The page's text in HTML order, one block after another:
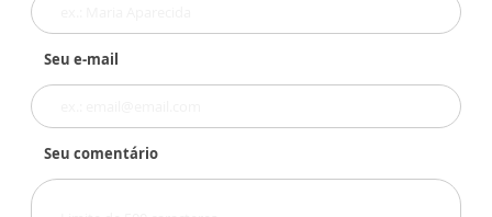
Seu e-mail
Seu comentário